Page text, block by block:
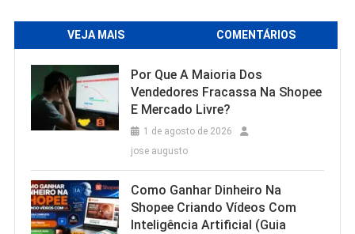
VEJA MAIS COMENTÁRIOS
Por Que A Maioria Dos
Vendedores Fracassa Na Shopee
E Mercado Livre?
1 de agosto de 2026
jose augusto
Como Ganhar Dinheiro Na
Shopee Criando Vídeos Com
Inteligência Artificial (Guia